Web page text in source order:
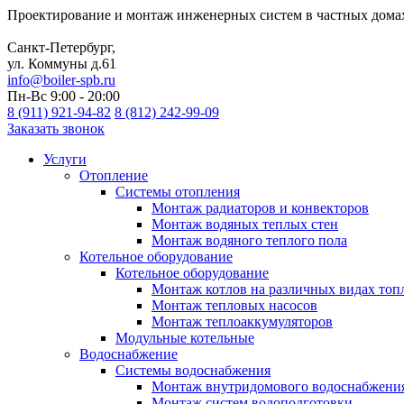
Проектирование и монтаж инженерных систем в частных
Санкт-Петербург,
ул. Коммуны д.61
info@boiler-spb.ru
Пн-Вс 9:00 - 20:00
8 (911) 921-94-82 8 (812) 242-99-09
Заказать звонок
Услуги
Отопление
Системы отопления
Монтаж радиаторов и конвекторов
Монтаж водяных теплых стен
Монтаж водяного теплого пола
Котельное оборудование
Котельное оборудование
Монтаж котлов на различных видах
Монтаж тепловых насосов
Монтаж теплоаккумуляторов
Модульные котельные
Водоснабжение
Системы водоснабжения
Монтаж внутридомового